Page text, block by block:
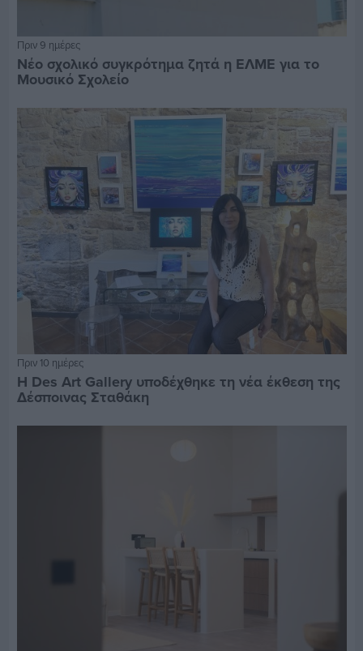
Πριν 9 ημέρες
Νέο σχολικό συγκρότημα ζητά η ΕΛΜΕ για το
Μουσικό Σχολείο
Πριν 10 ημέρες
Η Des Art Gallery υποδέχθηκε τη νέα έκθεση της
Δέσποινας Σταθάκη